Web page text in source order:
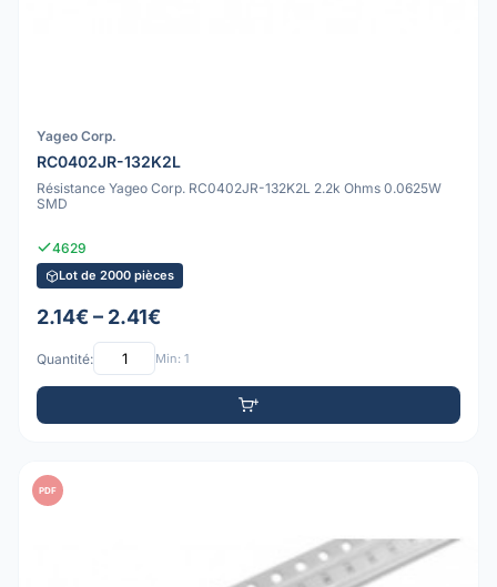
Yageo Corp.
RC0402JR-132K2L
Résistance Yageo Corp. RC0402JR-132K2L 2.2k Ohms 0.0625W
SMD
4629
Lot de 2000 pièces
2.14€ – 2.41€
Quantité: Min: 1
PDF